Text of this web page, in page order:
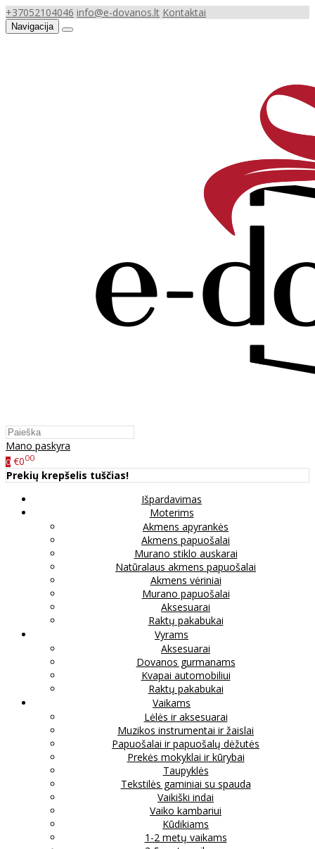
+37052104046 info@e-dovanos.lt Kontaktai
Navigacija
Mano paskyra
0 €000
Prekių krepšelis tuščias!
Išpardavimas
Moterims
Akmens apyrankės
Akmens papuošalai
Murano stiklo auskarai
Natūralaus akmens papuošalai
Akmens vėriniai
Murano papuošalai
Aksesuarai
Raktų pakabukai
Vyrams
Aksesuarai
Dovanos gurmanams
Kvapai automobiliui
Raktų pakabukai
Vaikams
Lėlės ir aksesuarai
Muzikos instrumentai ir žaislai
Papuošalai ir papuošalų dėžutės
Prekės mokyklai ir kūrybai
Taupyklės
Tekstilės gaminiai su spauda
Vaikiški indai
Vaiko kambariui
Kūdikiams
1-2 metų vaikams